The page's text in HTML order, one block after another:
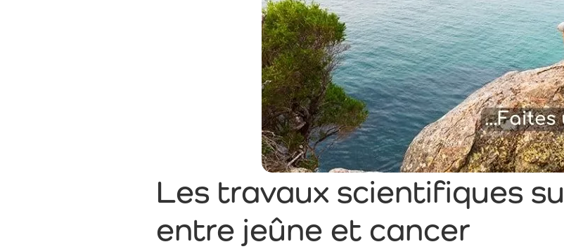
Les travaux scientifiques
entre jeûne et cancer